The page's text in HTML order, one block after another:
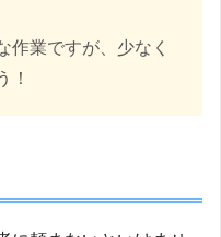
作業ですが、少なく
！